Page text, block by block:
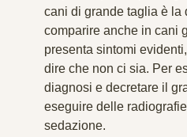
cani di grande taglia è la
comparire anche in cani
presenta sintomi
dire che non ci sia. Per
diagnosi e decretare il
eseguire delle
sedazione.